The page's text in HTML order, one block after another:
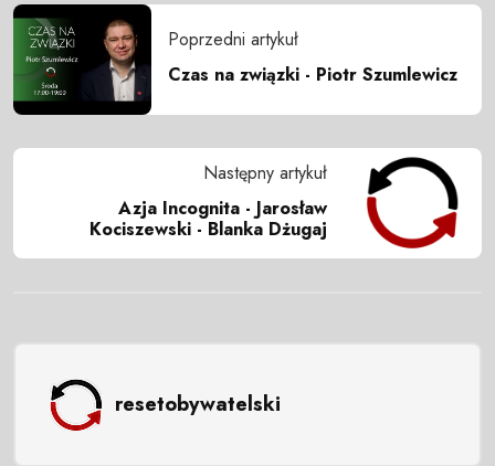
Poprzedni artykuł
Czas na związki - Piotr Szumlewicz
Następny artykuł
Azja Incognita - Jarosław
Kociszewski - Blanka Dżugaj
resetobywatelski